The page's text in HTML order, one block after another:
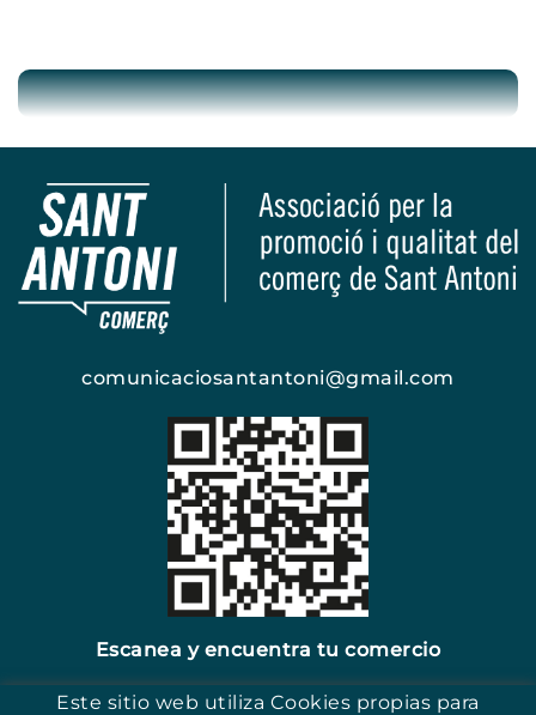
comunicaciosantantoni@gmail.com
Escanea y encuentra tu comercio
Este sitio web utiliza Cookies propias para